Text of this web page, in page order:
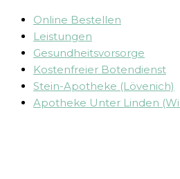
Online Bestellen
Leistungen
Gesundheitsvorsorge
Kostenfreier Botendienst
Stein-Apotheke (Lövenich)
Apotheke Unter Linden